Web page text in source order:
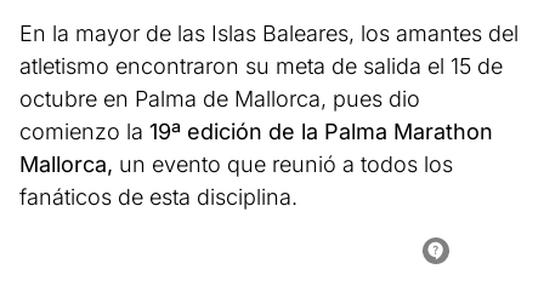
En la mayor de las Islas Baleares, los amantes del
atletismo encontraron su meta de salida el 15 de
octubre en Palma de Mallorca, pues dio
comienzo la 19ª edición de la Palma Marathon
Mallorca, un evento que reunió a todos los
fanáticos de esta disciplina.